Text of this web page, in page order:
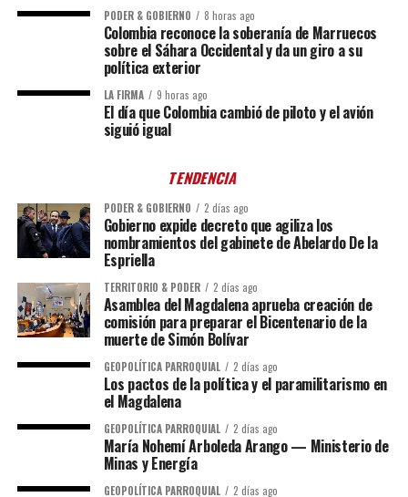
PODER & GOBIERNO 8 horas ago
Colombia reconoce la soberanía de Marruecos
sobre el Sáhara Occidental y da un giro a su
política exterior
LA FIRMA 9 horas ago
El día que Colombia cambió de piloto y el avión
siguió igual
TENDENCIA
PODER & GOBIERNO 2 días ago
Gobierno expide decreto que agiliza los
nombramientos del gabinete de Abelardo De la
Espriella
TERRITORIO & PODER 2 días ago
Asamblea del Magdalena aprueba creación de
comisión para preparar el Bicentenario de la
muerte de Simón Bolívar
GEOPOLÍTICA PARROQUIAL 2 días ago
Los pactos de la política y el paramilitarismo en
el Magdalena
GEOPOLÍTICA PARROQUIAL 2 días ago
María Nohemí Arboleda Arango — Ministerio de
Minas y Energía
GEOPOLÍTICA PARROQUIAL 2 días ago